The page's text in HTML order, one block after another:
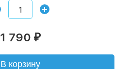
1 790 ₽
В корзину